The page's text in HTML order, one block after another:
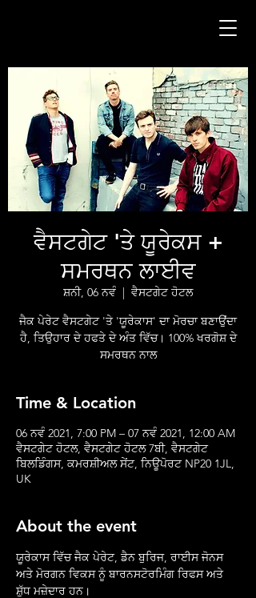
ਵੈਸਟਗੇਟ 'ਤੇ ਯੂਰੇਕਸ +
ਸਮਰਥਨ ਲਾਈਵ
ਸ਼ਨੀ, 06 ਨਵੰ
  |
ਵੈਸਟਗੇਟ ਹੋਟਲ
ਜੈਕ ਪੇਰੇਟ ਵੈਸਟਗੇਟ 'ਤੇ 'ਯੂਰੇਕਾਸ' ਦਾ ਮੋਰਚਾ ਬਣਾਉਂਦਾ
ਹੈ, ਤਿਉਹਾਰ ਦੇ ਹਫਤੇ ਦੇ ਅੰਤ ਵਿੱਚ। 100% ਖਰਗੋਸ਼ ਦੇ
ਸਮਰਥਨ ਨਾਲ
Time & Location
06 ਨਵੰ 2021, 7:00 PM – 07 ਨਵੰ 2021, 12:00 AM
ਵੈਸਟਗੇਟ ਹੋਟਲ, ਵੈਸਟਗੇਟ ਹੋਟਲ 7ਬੀ, ਵੈਸਟਗੇਟ
ਬਿਲਡਿੰਗਸ, ਕਮਰਸ਼ੀਅਲ ਸੇਂਟ, ਨਿਊਪੋਰਟ NP20 1JL,
UK
About the event
ਯੂਰੇਕਾਸ ਵਿੱਚ ਜੈਕ ਪੇਰੇਟ, ਡੈਨ ਬੁਰਿਜ, ਰਾਈਸ ਜੋਨਸ
ਅਤੇ ਮੋਰਗਨ ਵਿਕਸ ਨੂੰ ਬਾਰਨਸਟੋਰਮਿੰਗ ਰਿਫਸ ਅਤੇ
ਸ਼ੁੱਧ ਮਜ਼ੇਦਾਰ ਹਨ।